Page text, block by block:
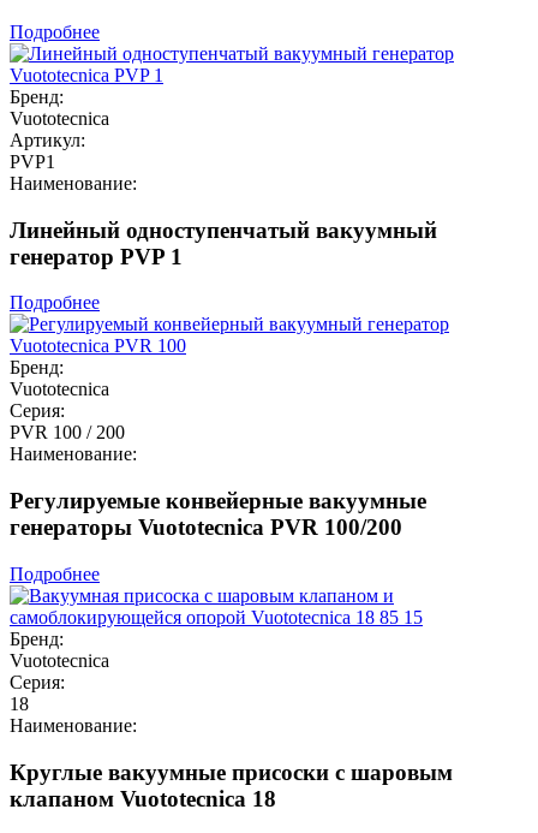
Подробнее
Бренд:
Vuototecnica
Артикул:
PVP1
Наименование:
Линейный одноступенчатый вакуумный
генератор PVP 1
Подробнее
Бренд:
Vuototecnica
Серия:
PVR 100 / 200
Наименование:
Регулируемые конвейерные вакуумные
генераторы Vuototecnica PVR 100/200
Подробнее
Бренд:
Vuototecnica
Серия:
18
Наименование:
Круглые вакуумные присоски с шаровым
клапаном Vuototecnica 18